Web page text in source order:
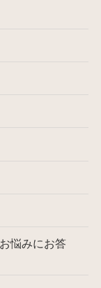
悩みにお答